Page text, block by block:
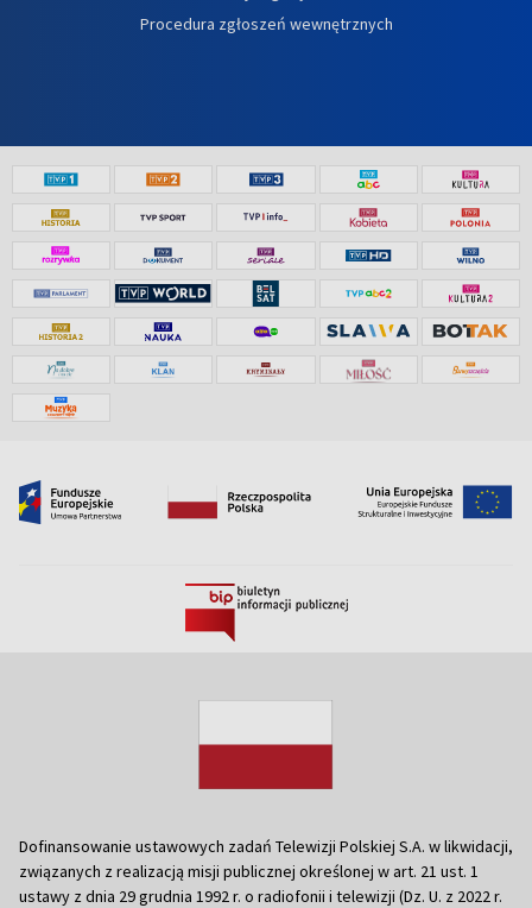
Procedura zgłoszeń wewnętrznych
Dofinansowanie ustawowych zadań Telewizji Polskiej S.A. w likwidacji,
związanych z realizacją misji publicznej określonej w art. 21 ust. 1
ustawy z dnia 29 grudnia 1992 r. o radiofonii i telewizji (Dz. U. z 2022 r.